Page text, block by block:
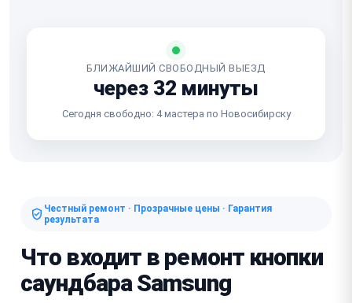
БЛИЖАЙШИЙ СВОБОДНЫЙ ВЫЕЗД
через 32 минуты
Сегодня свободно: 4 мастера по Новосибирску
Честный ремонт · Прозрачные цены · Гарантия
результата
Что входит в ремонт кнопки
саундбара Samsung